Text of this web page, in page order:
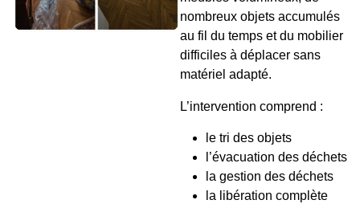
nombreux objets accumulés
au fil du temps et du mobilier
difficiles à déplacer sans
matériel adapté.
L’intervention comprend :
le tri des objets
l’évacuation des déchets
la gestion des déchets
la libération complète